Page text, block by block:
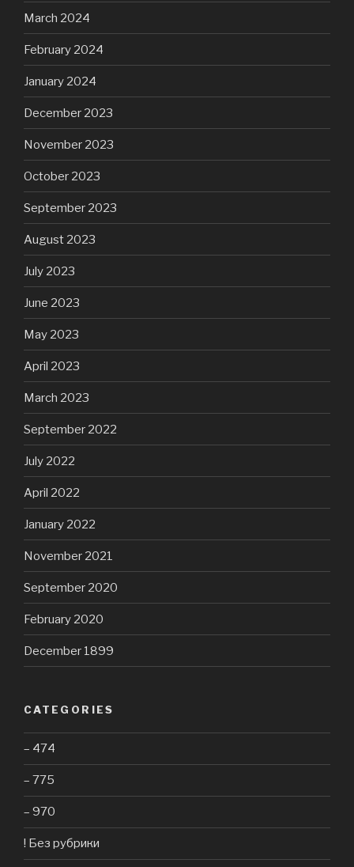
March 2024
February 2024
January 2024
December 2023
November 2023
October 2023
September 2023
August 2023
July 2023
June 2023
May 2023
April 2023
March 2023
September 2022
July 2022
April 2022
January 2022
November 2021
September 2020
February 2020
December 1899
CATEGORIES
– 474
– 775
– 970
! Без рубрики